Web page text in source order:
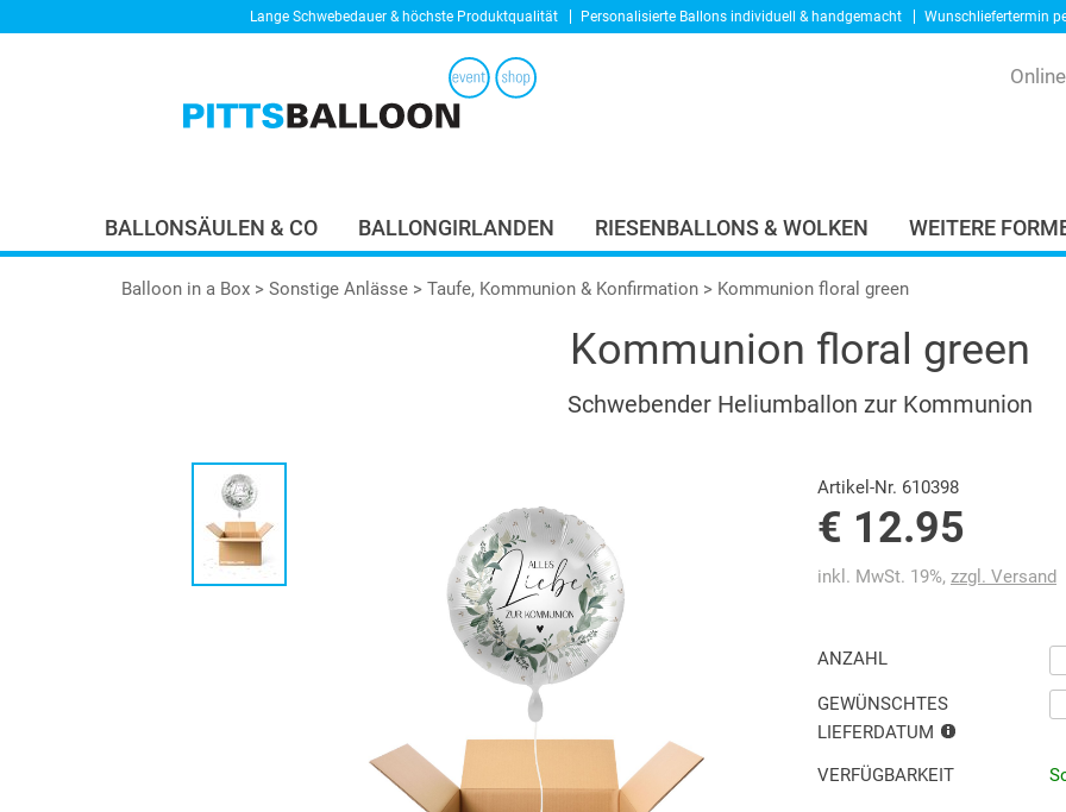
Lange Schwebedauer & höchste Produktqualität Personalisierte Ballons individuell & handgemacht Wunschliefertermin
BALLONSÄULEN & CO BALLONGIRLANDEN RIESENBALLONS & WOLKEN WEITERE
Balloon in a Box > Sonstige Anlässe > Taufe, Kommunion & Konfirmation > Kommunion floral green
Kommunion floral green
Schwebender Heliumballon zur Kommunion
Artikel-Nr. 610398
€ 12.95
inkl. MwSt. 19%, zzgl. Versand
ANZAHL
GEWÜNSCHTES
LIEFERDATUM
VERFÜGBARKEIT